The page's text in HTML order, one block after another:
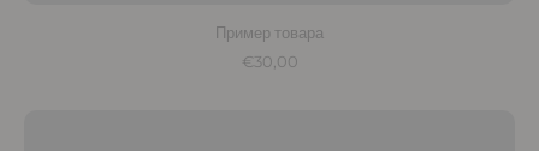
Пример товара
€30,00